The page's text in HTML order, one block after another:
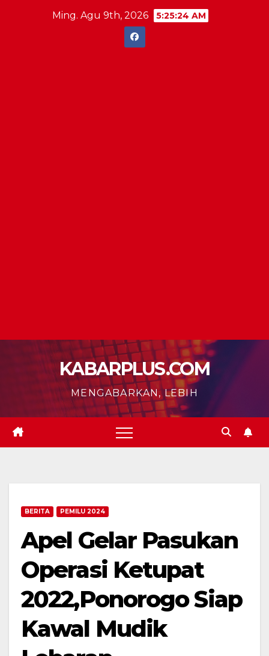
Ming. Agu 9th, 2026 5:25:25 AM
KABARPLUS.COM
MENGABARKAN, LEBIH
BERITA PEMILU 2024
Apel Gelar Pasukan
Operasi Ketupat
2022,Ponorogo Siap
Kawal Mudik